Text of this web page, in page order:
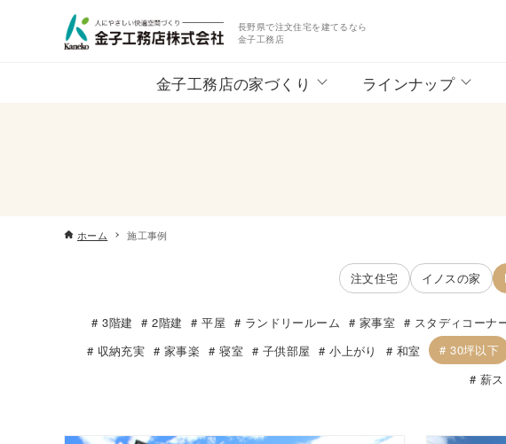
長野県で注文住宅を建てるなら
金子工務店
金子工務店の家づくり ラインナップ
ホーム 施工事例
注文住宅 イノスの家
3階建 2階建 平屋 ランドリールーム 家事室 スタディコーナ
収納充実
家事楽 寝室 子供部屋 小上がり 和室 30坪以下
薪